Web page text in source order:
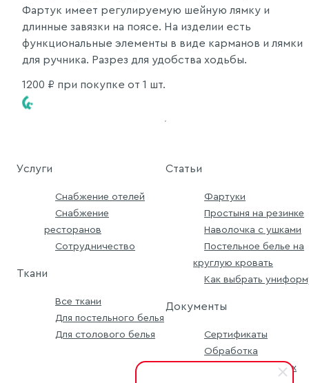
Фартук имеет регулируемую шейную лямку и
длинные завязки на поясе. На изделии есть
функциональные элементы в виде карманов и лямки
для ручника. Разрез для удобства ходьбы.
1200 ₽ при покупке от 1 шт.
Услуги
Снабжение отелей
Снабжение
ресторанов
Сотрудничество
Ткани
Все ткани
Для постельного белья
Для столового белья
Статьи
Фартуки
Простыня на резинке
Наволочка с ушками
Постельное белье на
круглую кровать
Как выбрать
Документы
Сертификаты
Обработка
персональных данных